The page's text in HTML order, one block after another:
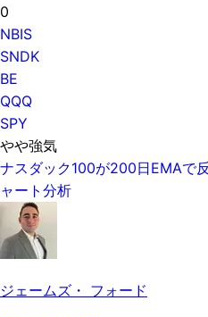
0
NBIS
SNDK
BE
QQQ
SPY
やや強気
ナスダック100が200日EMAで
ャート分析
ジェームズ・ フォード